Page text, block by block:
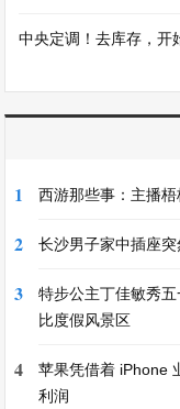
中央定调！去库存，开
1 西游那些事：主播
2 长沙男子家中插座
3
特步公主丁佳敏秀
比度假风景区
4
苹果凭借着 iPhone
利润